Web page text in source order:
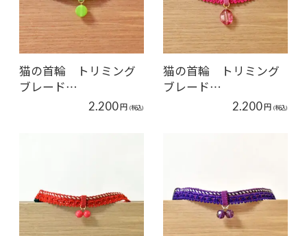
猫の首輪 トリミング
ブレード…
2.200円 (税込)
猫の首輪 トリミング
ブレード…
2.200円 (税込)